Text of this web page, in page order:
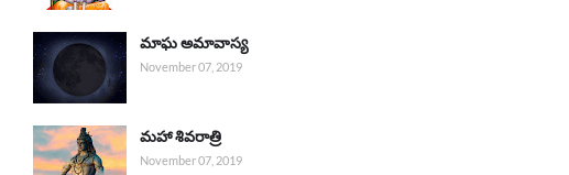
మాఘ అమావాస్య
November 07, 2019
మహా శివరాత్రి
November 07, 2019